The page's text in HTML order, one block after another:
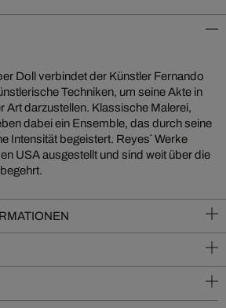
Doll verbindet der Künstler Fernando
Techniken, um seine Akte in
Art darzustellen. Klassische Malerei,
dabei ein Ensemble, das durch seine
Intensität begeistert. Reyes´ Werke
USA ausgestellt und sind weit über die